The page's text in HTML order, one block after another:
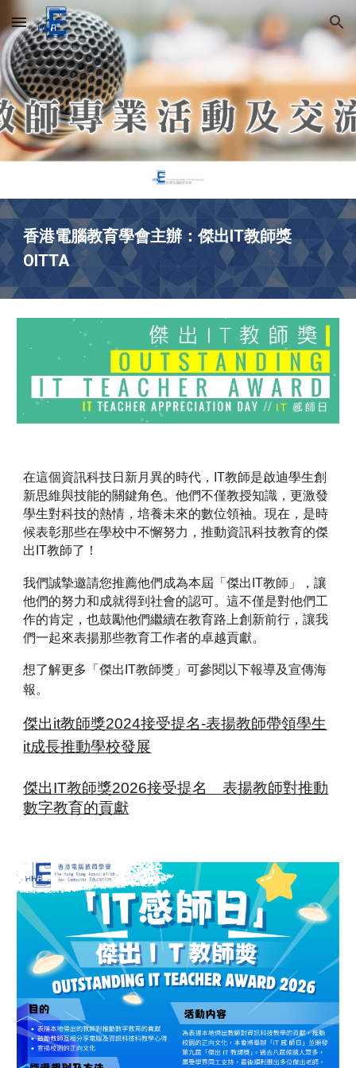
Skip to main content Skip to navigation
香港電腦教育學會主辦：傑出IT教師獎
OITTA
在這個資訊科技日新月異的時代，IT教師是啟迪學生創
新思維與技能的關鍵角色。他們不僅教授知識，更激發
學生對科技的熱情，培養未來的數位領袖。現在，是時
候表彰那些在學校中不懈努力，推動資訊科技教育的傑
出IT教師了！
我們誠摯邀請您推薦他們成為本屆「傑出IT教師」，讓
他們的努力和成就得到社會的認可。這不僅是對他們工
作的肯定，也鼓勵他們繼續在教育路上創新前行，讓我
們一起來表揚那些教育工作者的卓越貢獻。
想了解更多「傑出IT教師獎」可參閱以下報導及宣傳海
報。
傑出it教師獎2024接受提名-表揚教師帶領學生
it成長推動學校發展
傑出IT教師獎2026接受提名 表揚教師對推動
數字教育的貢獻